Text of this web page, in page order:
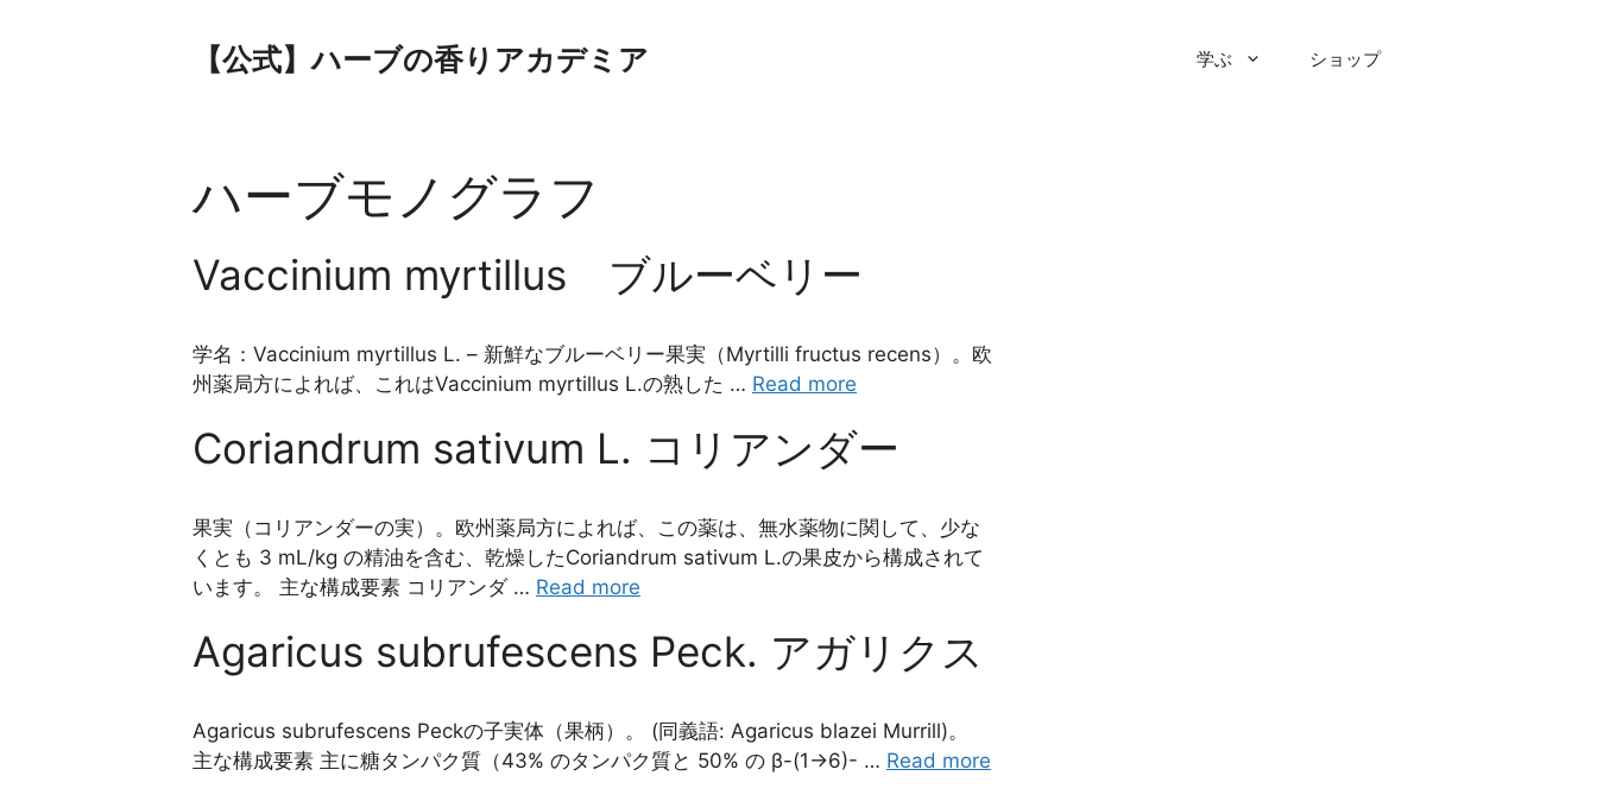
【公式】ハーブの香りアカデミア 学ぶ ショップ
ハーブモノグラフ
Vaccinium myrtillus ブルーベリー
学名：Vaccinium myrtillus L. – 新鮮なブルーベリー果実（Myrtilli fructus recens）。欧
州薬局方によれば、これはVaccinium myrtillus L.の熟した … Read more
Coriandrum sativum L. コリアンダー
果実（コリアンダーの実）。欧州薬局方によれば、この薬は、無水薬物に関して、少な
くとも 3 mL/kg の精油を含む、乾燥したCoriandrum sativum L.の果皮から構成されて
います。 主な構成要素 コリアンダ … Read more
Agaricus subrufescens Peck. アガリクス
Agaricus subrufescens Peckの子実体（果柄）。 (同義語: Agaricus blazei Murrill)。
主な構成要素 主に糖タンパク質（43% のタンパク質と 50% の β-(1→6)- … Read more